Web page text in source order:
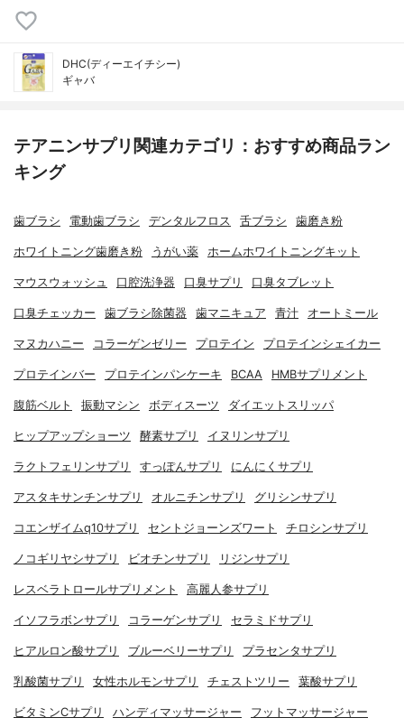
DHC(ディーエイチシー)
ギャバ
テアニンサプリ関連カテゴリ：おすすめ商品ラン
キング
歯ブラシ 電動歯ブラシ デンタルフロス 舌ブラシ 歯磨き粉
ホワイトニング歯磨き粉 うがい薬 ホームホワイトニングキット
マウスウォッシュ 口腔洗浄器 口臭サプリ 口臭タブレット
口臭チェッカー 歯ブラシ除菌器 歯マニキュア 青汁 オートミール
マヌカハニー コラーゲンゼリー プロテイン プロテインシェイカー
プロテインバー プロテインパンケーキ BCAA HMBサプリメント
腹筋ベルト 振動マシン ボディスーツ ダイエットスリッパ
ヒップアップショーツ 酵素サプリ イヌリンサプリ
ラクトフェリンサプリ すっぽんサプリ にんにくサプリ
アスタキサンチンサプリ オルニチンサプリ グリシンサプリ
コエンザイムq10サプリ セントジョーンズワート チロシンサプリ
ノコギリヤシサプリ ビオチンサプリ リジンサプリ
レスベラトロールサプリメント 高麗人参サプリ
イソフラボンサプリ コラーゲンサプリ セラミドサプリ
ヒアルロン酸サプリ ブルーベリーサプリ プラセンタサプリ
乳酸菌サプリ 女性ホルモンサプリ チェストツリー 葉酸サプリ
ビタミンCサプリ ハンディマッサージャー フットマッサージャー